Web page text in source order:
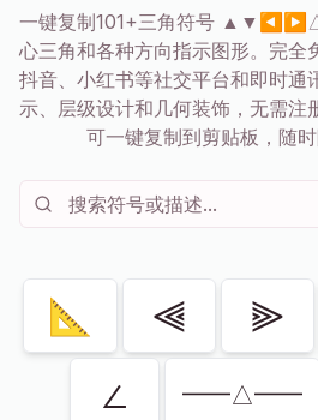
一键复制101+三角符号
心三角和各种方向指示图形。完全
抖音、小红书等社交平台和即时通
示、层级设计和几何装饰，无需注
可一键复制到剪贴板，随
📐 ⫷ ⫸
∠
━━△━━